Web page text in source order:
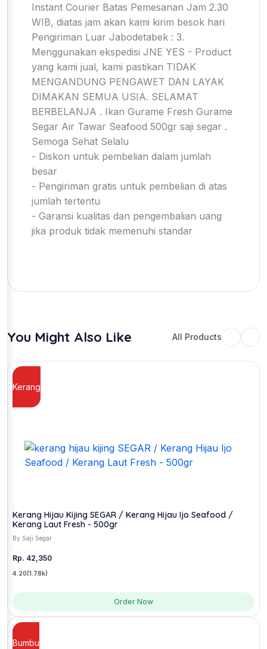
Instant Courier Batas Pemesanan Jam 2.30
WIB, diatas jam akan kami kirim besok hari
Pengiriman Luar Jabodetabek : 3.
Menggunakan ekspedisi JNE YES - Product
yang kami jual, kami pastikan TIDAK
MENGANDUNG PENGAWET DAN LAYAK
DIMAKAN SEMUA USIA. SELAMAT
BERBELANJA . Ikan Gurame Fresh Gurame
Segar Air Tawar Seafood 500gr saji segar .
Semoga Sehat Selalu
- Diskon untuk pembelian dalam jumlah
besar
- Pengiriman gratis untuk pembelian di atas
jumlah tertentu
- Garansi kualitas dan pengembalian uang
jika produk tidak memenuhi standar
You Might Also Like All Products
Kerang
Kerang Hijau Kijing SEGAR / Kerang Hijau Ijo Seafood /
Kerang Laut Fresh - 500gr
By Saji Segar
Rp. 42,350
4.20(1.78k)
Order Now
Bumbu